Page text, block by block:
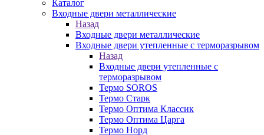
Каталог
Входные двери металлические
Назад
Входные двери металлические
Входные двери утепленные с терморазрывом
Назад
Входные двери утепленные с
терморазрывом
Термо SOROS
Термо Старк
Термо Оптима Классик
Термо Оптима Царга
Термо Норд